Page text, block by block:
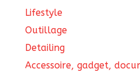
Lifestyle
Outillage
Detailing
Accessoire, gadget,